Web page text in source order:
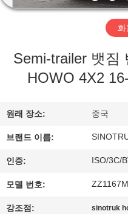
리
관
것
공
장
투
화
Semi-trailer 뱃짐
HOWO 4X2
원래 장소: 중국
브랜드 이름:
인증: ISO/3C/
모델 번호:
강조점: sinotruk